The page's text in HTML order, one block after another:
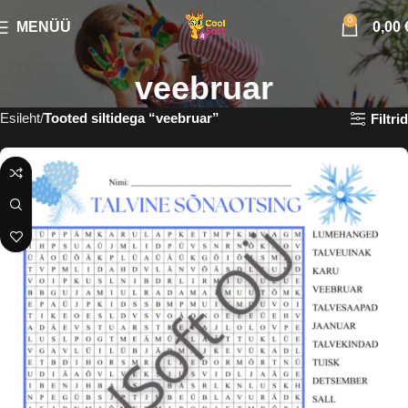
MENÜÜ 0 0,00
veebruar
Esileht Tooted siltidega “veebruar” Filtrid